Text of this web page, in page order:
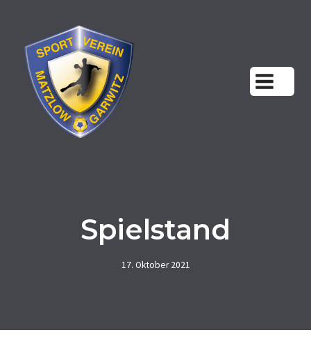
springen
Spielstand
17. Oktober 2021